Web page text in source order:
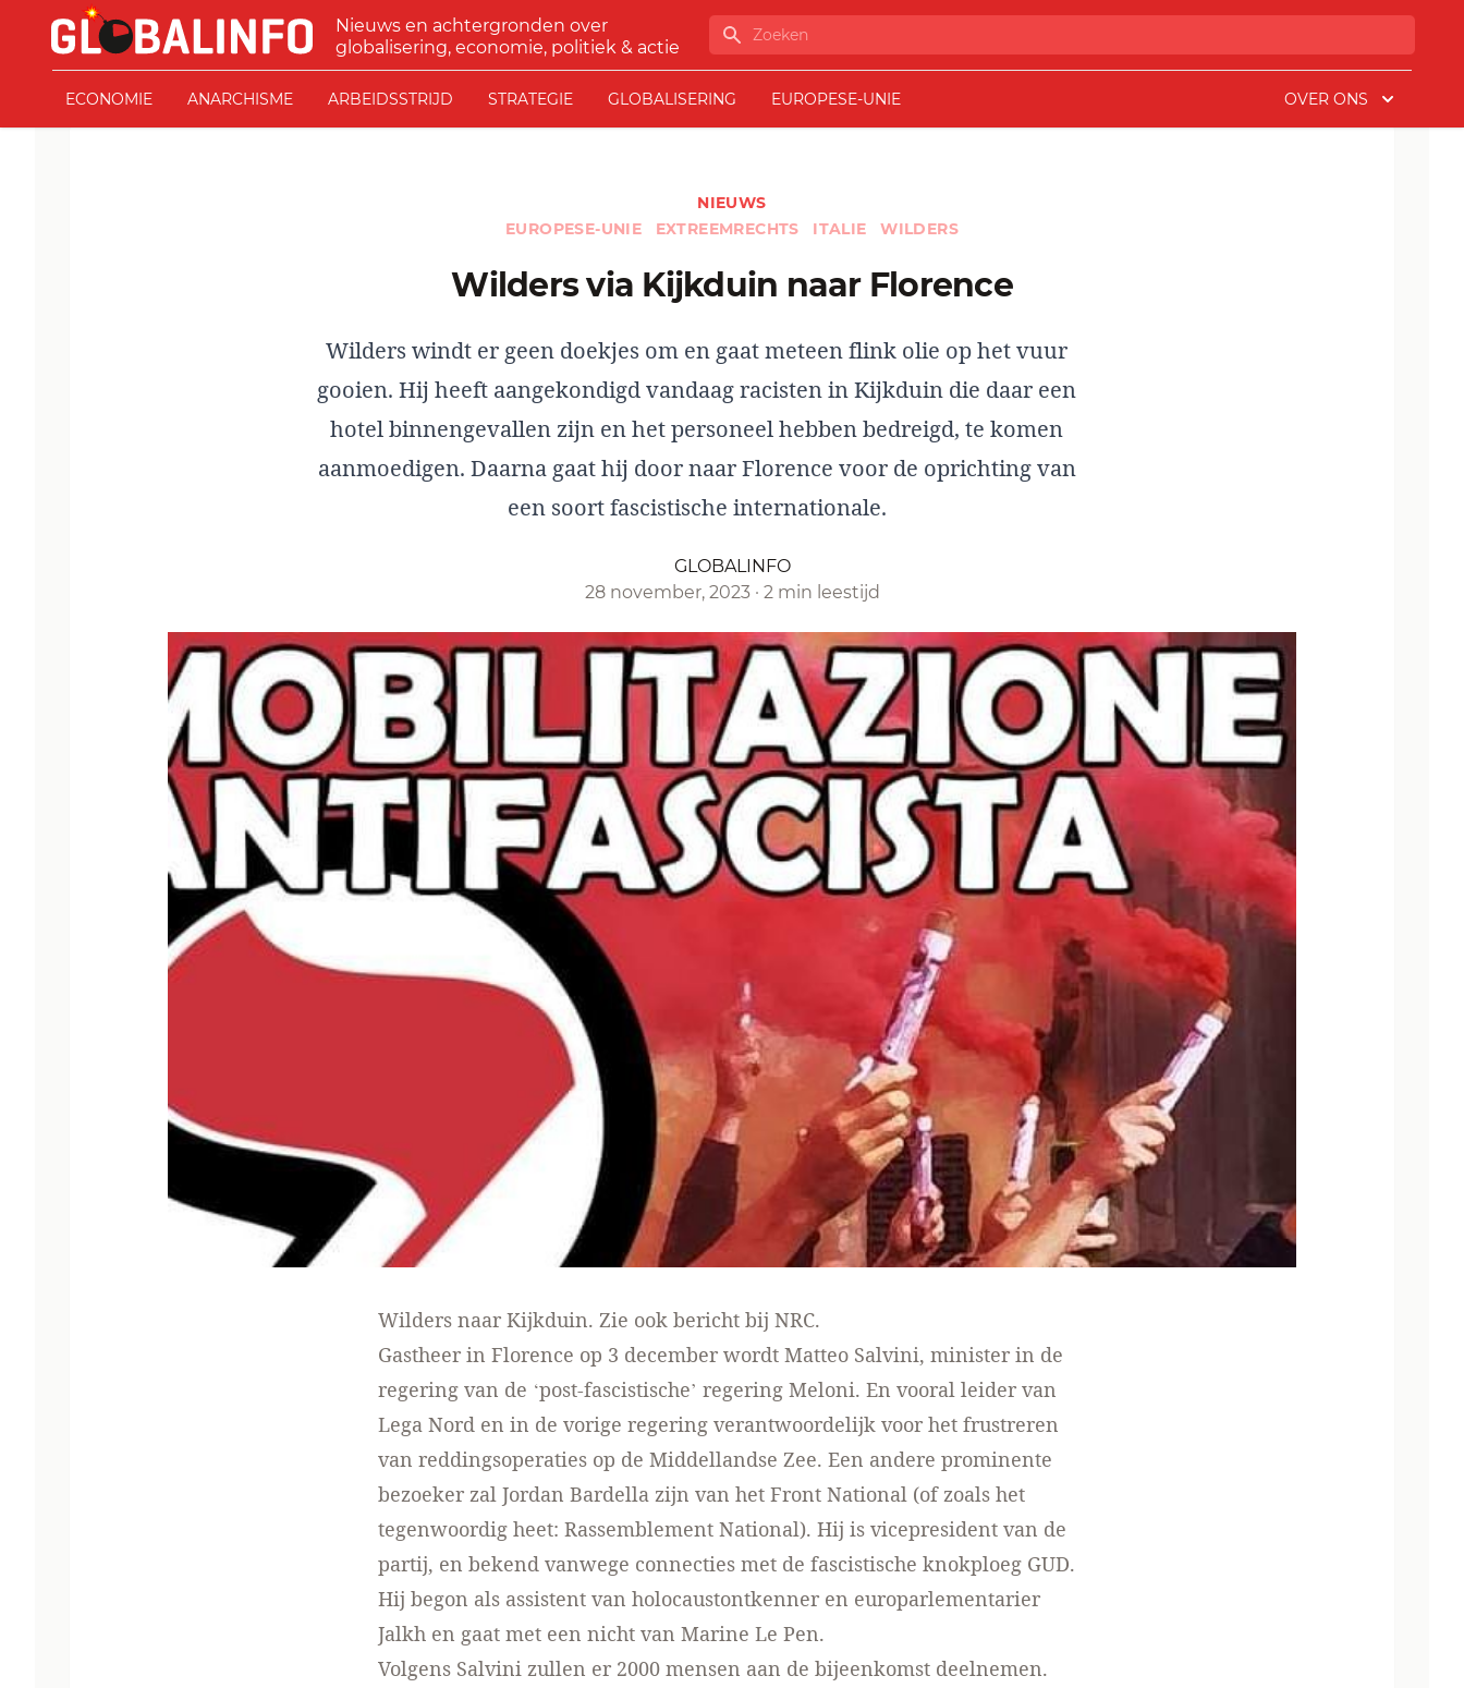
Ga naar de inhoud
GLOBALINFO
Nieuws en achtergronden over
globalisering, economie, politiek & actie
Zoeken
ECONOMIE ANARCHISME ARBEIDSSTRIJD STRATEGIE GLOBALISERING EUROPESE-UNIE OVER ONS
NIEUWS
EUROPESE-UNIE
EXTREEMRECHTS ITALIE WILDERS
Wilders via Kijkduin naar Florence
Wilders windt er geen doekjes om en gaat meteen flink olie op het vuur
gooien. Hij heeft aangekondigd vandaag racisten in Kijkduin die daar een
hotel binnengevallen zijn en het personeel hebben bedreigd, te komen
aanmoedigen. Daarna gaat hij door naar Florence voor de oprichting van
een soort fascistische internationale.
GLOBALINFO
28 november, 2023 · 2 min leestijd
Wilders naar Kijkduin. Zie ook bericht bij NRC.
Gastheer in Florence op 3 december wordt Matteo Salvini, minister in de
regering van de ‘post-fascistische’ regering Meloni. En vooral leider van
Lega Nord en in de vorige regering verantwoordelijk voor het frustreren
van reddingsoperaties op de Middellandse Zee. Een andere prominente
bezoeker zal Jordan Bardella zijn van het Front National (of zoals het
tegenwoordig heet: Rassemblement National). Hij is vicepresident van de
partij, en bekend vanwege connecties met de fascistische knokploeg GUD.
Hij begon als assistent van holocaustontkenner en europarlementarier
Jalkh en gaat met een nicht van Marine Le Pen.
Volgens Salvini zullen er 2000 mensen aan de bijeenkomst deelnemen.